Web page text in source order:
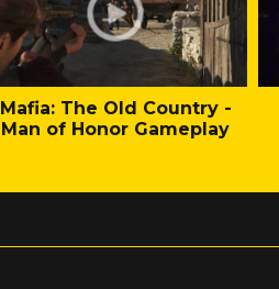
Mafia: The Old Country -
Man of Honor Gameplay